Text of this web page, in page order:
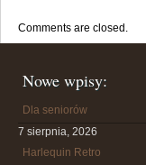
Comments are closed.
Nowe wpisy:
Dla seniorów
7 sierpnia, 2026
Harlequin Retro